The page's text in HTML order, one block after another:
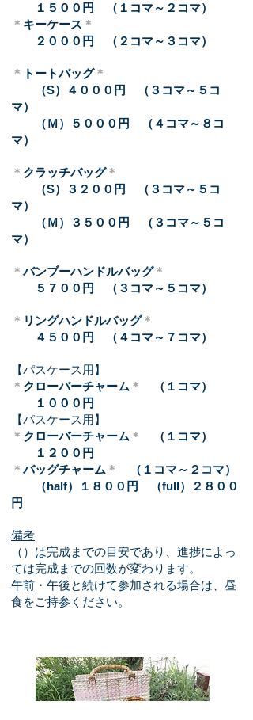
１５００円 （１コマ～２コマ）
＊ キーケース ＊
２０００円 （２コマ～３コマ）
＊ トートバッグ＊
（S）４０００円 （３コマ～５コ
マ）
（Ｍ）５０００円 （４コマ～８コ
マ）
＊ クラッチバッグ＊
（S）３２００円 （３コマ～５コ
マ）
（Ｍ）３５００円 （３コマ～５コ
マ）
＊バンブーハンドルバッグ＊
５７００円 （３コマ～５コマ）
＊ リングハンドルバッグ＊
４５００円 （４コマ～７コマ）
【パスケース用】
＊ クローバーチャーム ＊
（１コマ）
１０００円
【パスケース用】
＊ クローバーチャーム ＊
（１コマ）
１２００円
＊バッグチャーム ＊
（１コマ～２コマ）
（half）１８００円 （full）２８００
円
備考
（）は完成までの目安であり、進捗によっ
ては完成までの回数が変わります。
午前・午後と続けて参加される場合は、昼
食をご持参ください。